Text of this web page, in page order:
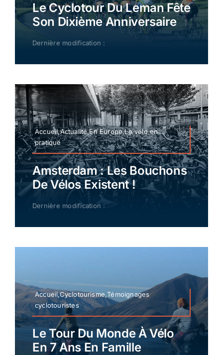
Le Cyclotour Du Leman Fête
Son Dixième Anniversaire
Dernière modification :
Accueil,Actualité,En Europe,Le vélo en
pratique
Amsterdam : Les Bouchons
De Vélos Existent !
Dernière modification :
Accueil,Cyclotourisme,Témoignages
cyclotouristes
Le Tour Du Monde À Vélo
En 7 Ans En Famille